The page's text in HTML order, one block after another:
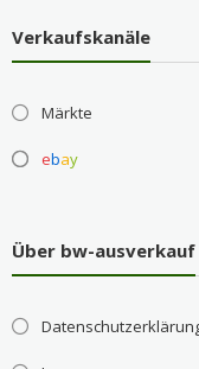
Verkaufskanäle
Märkte
ebay
Über bw-ausverkauf